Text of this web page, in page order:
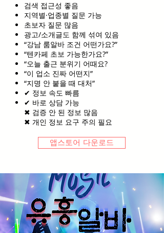
검색 접근성 좋음
지역별·업종별 질문 가능
초보자 질문 많음
광고/소개글도 함께 섞여 있음
“강남 룸알바 조건 어떤가요?”
“텐카페 초보 가능한가요?”
“오늘 출근 분위기 어때요?
“이 업소 진짜 어떤지”
“지명 안 붙을 때 대처”
✔ 정보 속도 빠름
✔ 바로 상담 가능
✖ 검증 안 된 정보 많음
✖ 개인 정보 요구 주의 필요
앱스토어 다운로드